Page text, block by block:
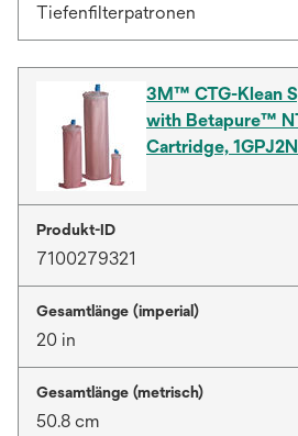
Tiefenfilterpatronen
3M™ CTG-Klean
with Betapure™
Cartridge,
Produkt-ID
7100279321
Gesamtlänge (imperial)
20 in
Gesamtlänge (metrisch)
50.8 cm